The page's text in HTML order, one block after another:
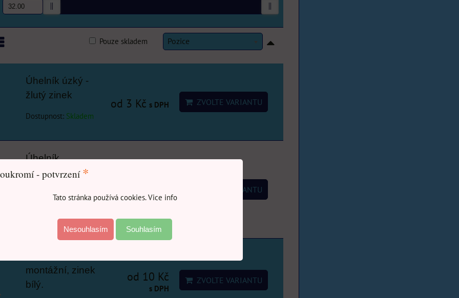
Pozice
Pouze skladem
Úhelník úzký -
žlutý zinek
Dostupnost: Skladem
od 3 Kč s DPH ZVOLTE VARIANTU
Úhelník
spojovací bez
Dostupnost:Skladem
od 8 Kč s DPH ZVOLTE VARIANTU
montážní, zinek
bílý.
od 10 Kč
s DPH
ZVOLTE VARIANTU
- potvrzení*
Tato stránka používá cookies. Vice info
Nesouhlasím Souhlasím